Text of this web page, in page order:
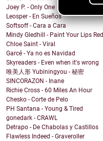
Joey P. - Only One
Leosper - En Sueños
Softsoff - Cara a Cara
Mindy Gledhill - Paint Your Lips Red
Chloe Saint - Viral
Garcé - Ya no es Navidad
Skyreaders - Even when it's wrong
唯美人形 Yubiningyou - 秘密
SINCORAZON - Inane
Richie Cross - 60 Miles An Hour
Chesko - Corte de Pelo
PH Santana - Young & Tired
gonedark - CRAWL
Detrapo - De Chabolas y Castillos
Flawless Indeed - Graveroller